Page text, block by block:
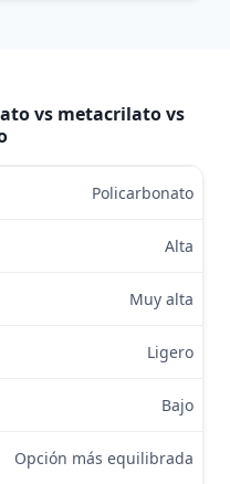
vs metacrilato vs
Policarbonato
Alta
Muy alta
Ligero
Bajo
Opción más equilibrada